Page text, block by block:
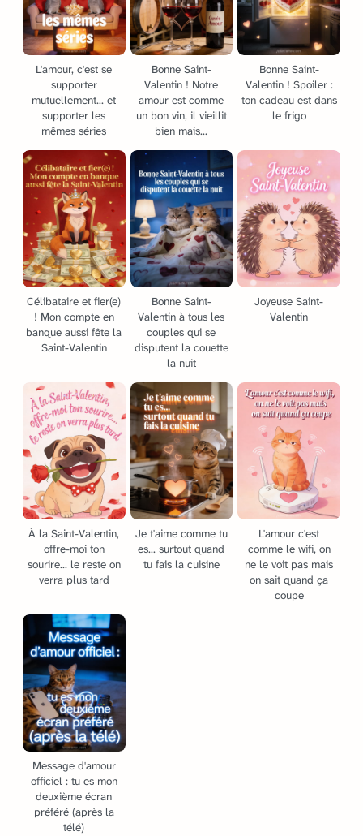
L'amour, c'est se
supporter
mutuellement... et
supporter les
mêmes séries
Bonne Saint-
Valentin ! Notre
amour est comme
un bon vin, il vieillit
bien mais...
Bonne Saint-
Valentin ! Spoiler :
ton cadeau est dans
le frigo
Célibataire et fier(e)
! Mon compte en
banque aussi fête la
Saint-Valentin
Bonne Saint-
Valentin à tous les
couples qui se
disputent la couette
la nuit
Joyeuse Saint-
Valentin
À la Saint-Valentin,
offre-moi ton
sourire... le reste on
verra plus tard
Je t'aime comme tu
es... surtout quand
tu fais la cuisine
L'amour c'est
comme le wifi, on
ne le voit pas mais
on sait quand ça
coupe
Message d'amour
officiel : tu es mon
deuxième écran
préféré (après la
télé)